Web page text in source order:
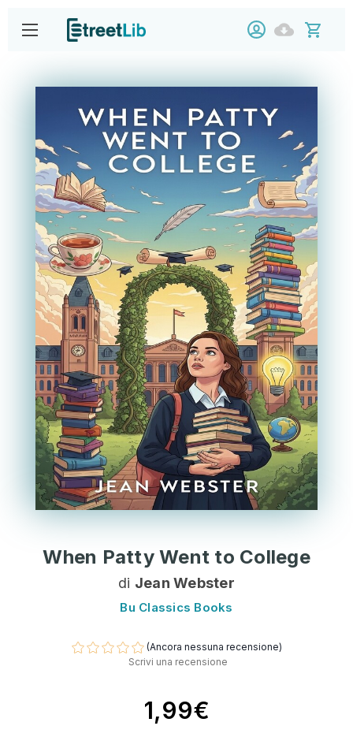
When Patty Went to College
di Jean Webster
Bu Classics Books
(Ancora nessuna recensione)
Scrivi una recensione
1,99€